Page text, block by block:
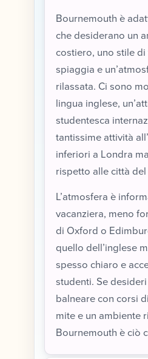
Bournemouth è
che desiderano un
costiero, uno stile di
spiaggia e
rilassata. Ci sono
lingua inglese,
studentesca
tantissime attività
inferiori a Londra
rispetto alle città
L’atmosfera è
vacanziera, meno
di Oxford o
quello dell’inglese
spesso chiaro e
studenti. Se
balneare con corsi
mite e un ambiente
Bournemouth è ciò